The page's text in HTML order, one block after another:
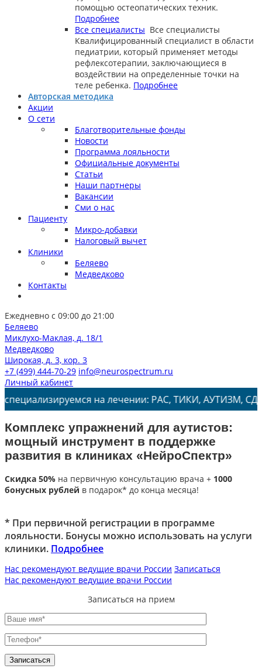
помощью остеопатических техник.
Подробнее
Все специалисты Все специалисты
Квалифицированный специалист в области
педиатрии, который применяет методы
рефлексотерапии, заключающиеся в
воздействии на определенные точки на
теле ребенка. Подробнее
Авторская методика
Акции
О сети
Благотворительные фонды
Новости
Программа лояльности
Официальные документы
Статьи
Наши партнеры
Вакансии
Сми о нас
Пациенту
Микро-добавки
Налоговый вычет
Клиники
Беляево
Медведково
Контакты
Ежедневно с 09:00 до 21:00
Беляево
Миклухо-Маклая, д. 18/1
Медведково
Широкая, д. 3, кор. 3
+7 (499) 444-70-29 info@neurospectrum.ru
Личный кабинет
на лечении: РАС, ТИКИ, АУТИЗМ, СДВГ, ЗПРР,
Комплекс упражнений для аутистов:
мощный инструмент в поддержке
развития в клиниках «НейроСпектр»
Скидка 50% на первичную консультацию врача + 1000
бонусных рублей в подарок* до конца месяца!
* При первичной регистрации в программе
лояльности. Бонусы можно использовать на услуги
клиники. Подробнее
Нас рекомендуют ведущие врачи России Записаться
Нас рекомендуют ведущие врачи России
Записаться на прием